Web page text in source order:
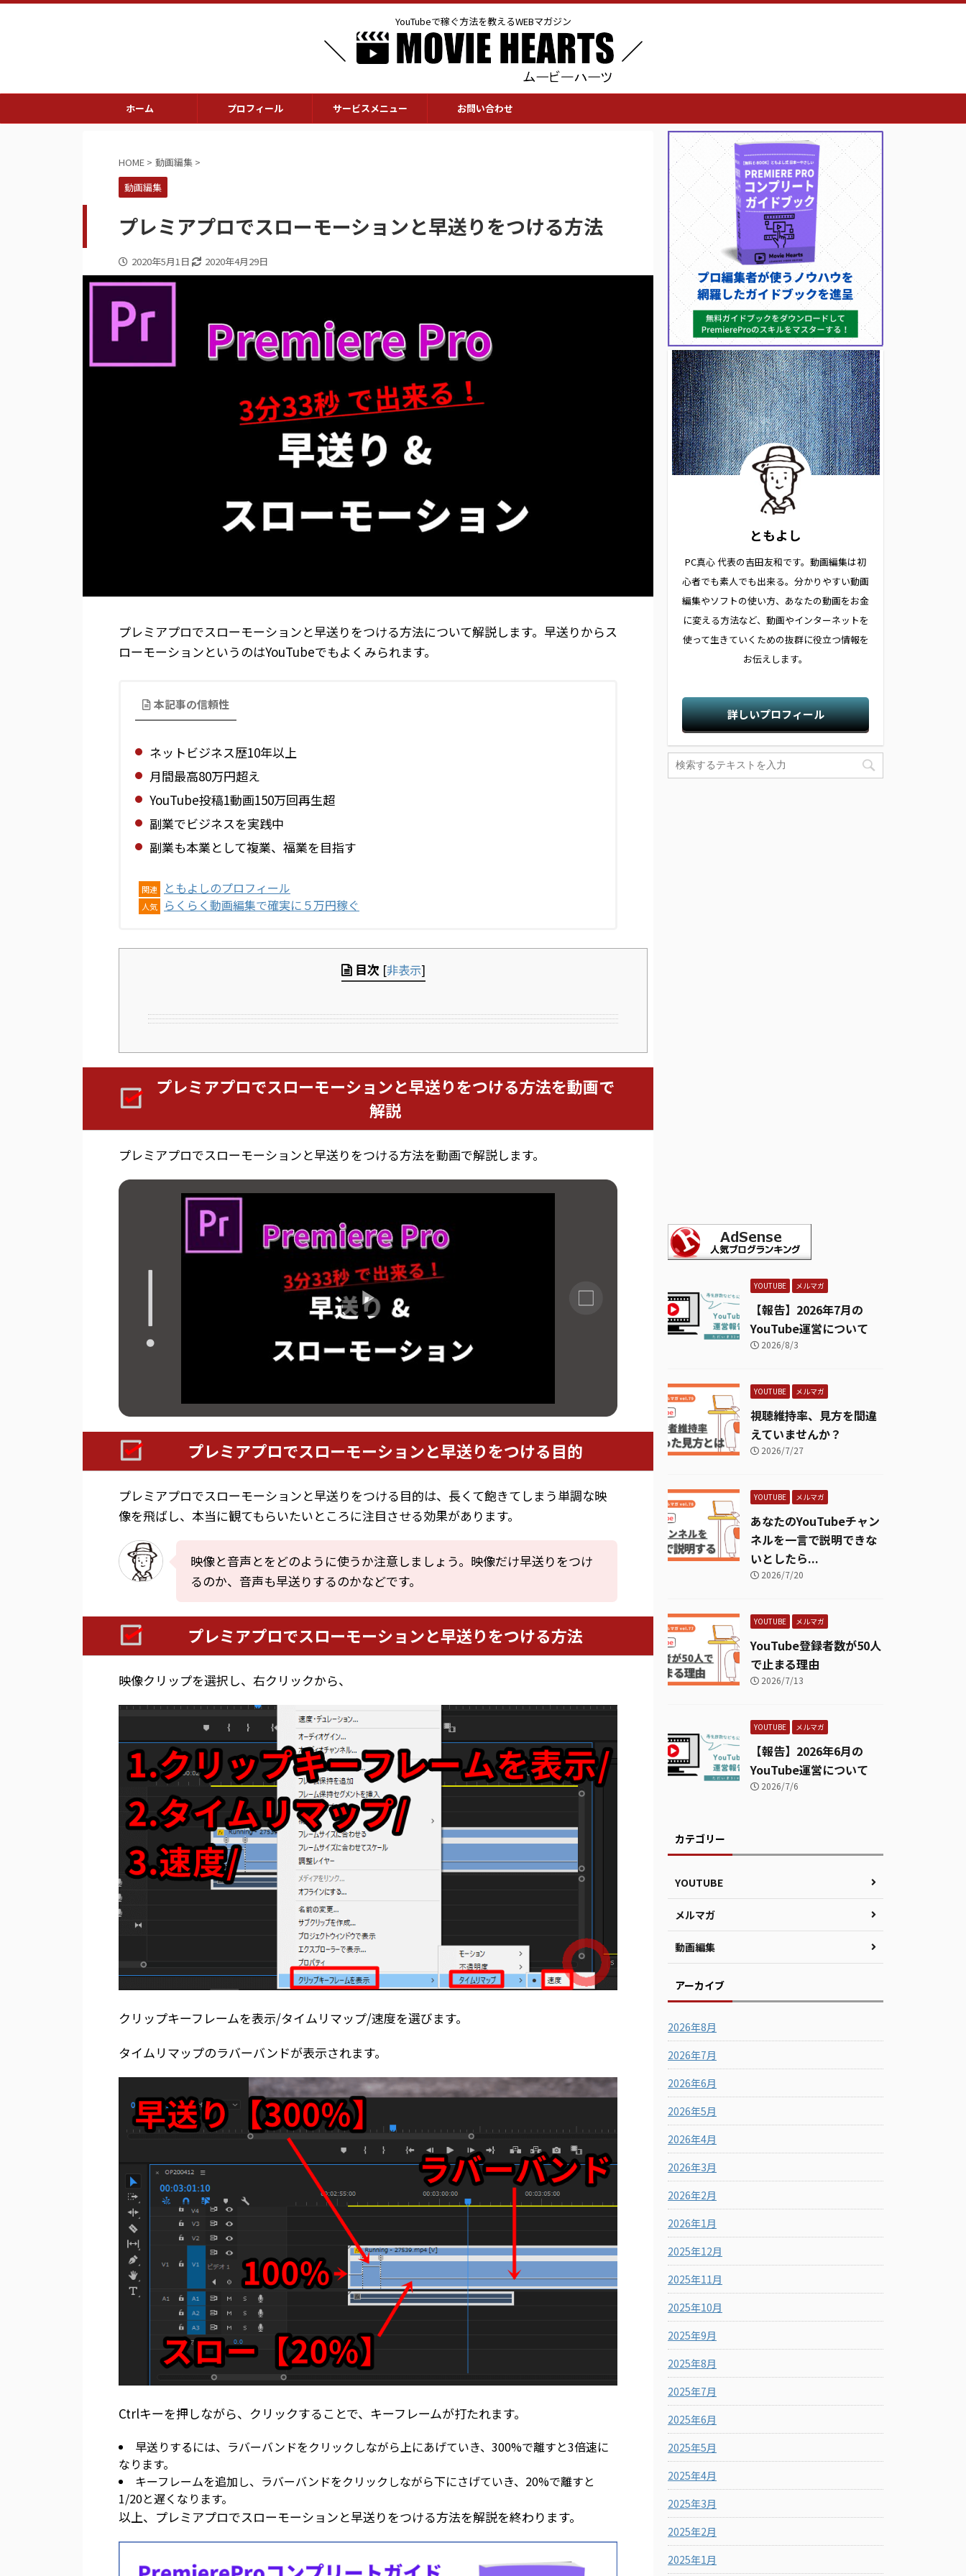
YouTubeで稼ぐ方法を教えるWEBマガジン
ホーム プロフィール サービスメニュー お問い合わせ
HOME > 動画編集 >
動画編集
プレミアプロでスローモーションと早送りをつける方法
2020年5月1日 2020年4月29日
プレミアプロでスローモーションと早送りをつける方法について解説します。早送りからス
ローモーションというのはYouTubeでもよくみられます。
本記事の信頼性
ネットビジネス歴10年以上
月間最高80万円超え
YouTube投稿1動画150万回再生超
副業でビジネスを実践中
副業も本業として複業、福業を目指す
関連 ともよしのプロフィール
人気 らくらく動画編集で確実に５万円稼ぐ
目次 [非表示]
プレミアプロでスローモーションと早送りをつける方法を動画で
解説
プレミアプロでスローモーションと早送りをつける方法を動画で解説します。
プレミアプロでスローモーションと早送りをつける目的
プレミアプロでスローモーションと早送りをつける目的は、長くて飽きてしまう単調な映
像を飛ばし、本当に観てもらいたいところに注目させる効果があります。
映像と音声とをどのように使うか注意しましょう。映像だけ早送りをつけ
るのか、音声も早送りするのかなどです。
プレミアプロでスローモーションと早送りをつける方法
映像クリップを選択し、右クリックから、
クリップキーフレームを表示/タイムリマップ/速度を選びます。
タイムリマップのラバーバンドが表示されます。
Ctrlキーを押しながら、クリックすることで、キーフレームが打たれます。
早送りするには、ラバーバンドをクリックしながら上にあげていき、300%で離すと3倍速に
なります。
キーフレームを追加し、ラバーバンドをクリックしながら下にさげていき、20%で離すと
1/20と遅くなります。
以上、プレミアプロでスローモーションと早送りをつける方法を解説を終わります。
ともよし
PC真心 代表の吉田友和です。動画編集は初
心者でも素人でも出来る。分かりやすい動画
編集やソフトの使い方、あなたの動画をお金
に変える方法など、動画やインターネットを
使って生きていくための抜群に役立つ情報を
お伝えします。
詳しいプロフィール
YOUTUBE メルマガ
【報告】2026年7月の
YouTube運営について
2026/8/3
YOUTUBE メルマガ
視聴維持率、見方を間違
えていませんか？
2026/7/27
YOUTUBE メルマガ
あなたのYouTubeチャン
ネルを一言で説明できな
いとしたら...
2026/7/20
YOUTUBE メルマガ
YouTube登録者数が50人
で止まる理由
2026/7/13
YOUTUBE メルマガ
【報告】2026年6月の
YouTube運営について
2026/7/6
カテゴリー
YOUTUBE
メルマガ
動画編集
アーカイブ
2026年8月
2026年7月
2026年6月
2026年5月
2026年4月
2026年3月
2026年2月
2026年1月
2025年12月
2025年11月
2025年10月
2025年9月
2025年8月
2025年7月
2025年6月
2025年5月
2025年4月
2025年3月
2025年2月
2025年1月